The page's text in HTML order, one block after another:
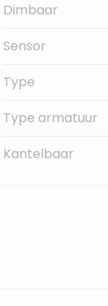
Dimbaar
Sensor
Type
Type armatuur
Kantelbaar